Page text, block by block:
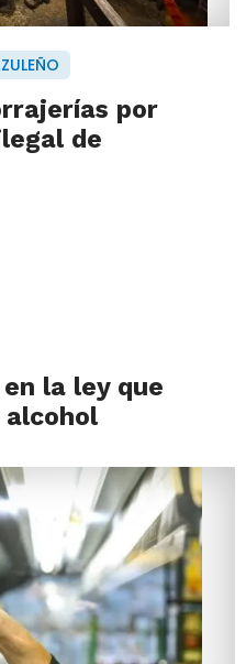
por
de
la ley que